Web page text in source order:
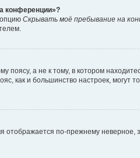
конференции»?
Скрывать моё пребывание на
поясу, а не к тому, в котором
как и большинство настроек,
отображается по-прежнему